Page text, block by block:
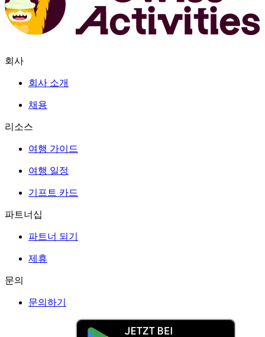
회사
회사 소개
채용
리소스
여행 가이드
여행 일정
기프트 카드
파트너십
파트너 되기
제휴
문의
문의하기